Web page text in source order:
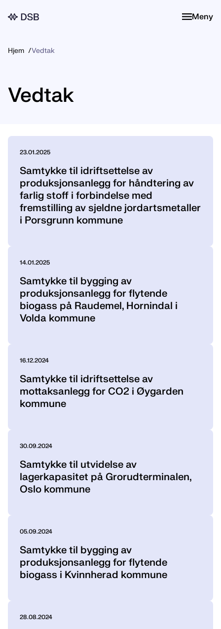
Meny
Meny
Hjem Vedtak
Vedtak
23.01.2025
Samtykke til idriftsettelse av
produksjonsanlegg for håndtering av
farlig stoff i forbindelse med
fremstilling av sjeldne jordartsmetaller
i Porsgrunn kommune
14.01.2025
Samtykke til bygging av
produksjonsanlegg for flytende
biogass på Raudemel, Hornindal i
Volda kommune
16.12.2024
Samtykke til idriftsettelse av
mottaksanlegg for CO2 i Øygarden
kommune
30.09.2024
Samtykke til utvidelse av
lagerkapasitet på Grorudterminalen,
Oslo kommune
05.09.2024
Samtykke til bygging av
produksjonsanlegg for flytende
biogass i Kvinnherad kommune
28.08.2024